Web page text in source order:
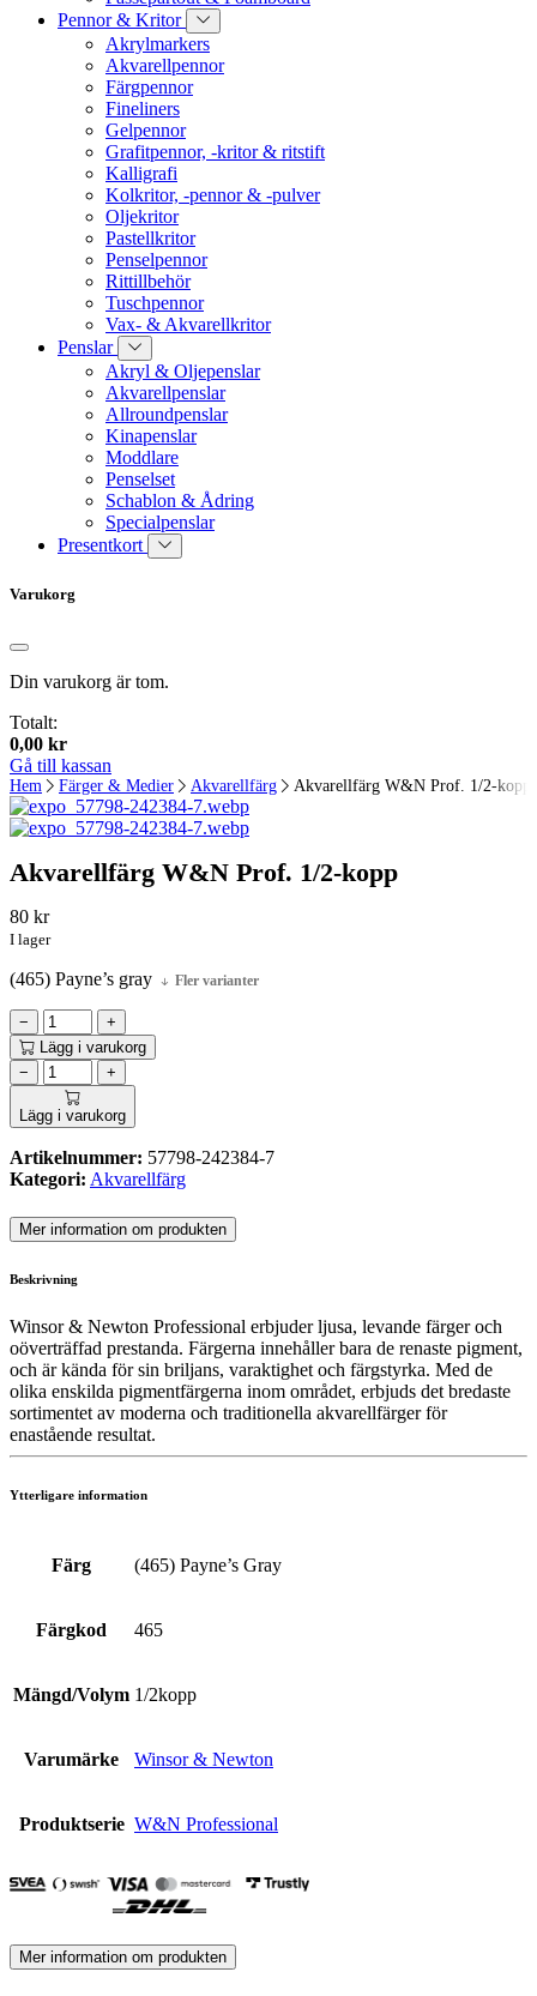
Pennor & Kritor
Akrylmarkers
Akvarellpennor
Färgpennor
Fineliners
Gelpennor
Grafitpennor, -kritor & ritstift
Kalligrafi
Kolkritor, -pennor & -pulver
Oljekritor
Pastellkritor
Penselpennor
Rittillbehör
Tuschpennor
Vax- & Akvarellkritor
Penslar
Akryl & Oljepenslar
Akvarellpenslar
Allroundpenslar
Kinapenslar
Moddlare
Penselset
Schablon & Ådring
Specialpenslar
Presentkort
Varukorg
Din varukorg är tom.
Totalt:
0,00 kr
Gå till kassan
Hem Färger & Medier Akvarellfärg Akvarellfärg W&N Prof. 1/2-kopp
Akvarellfärg W&N Prof. 1/2-kopp
80 kr
I lager
(465) Payne’s gray Fler varianter
−
+
Lägg i varukorg
−
+
Lägg i varukorg
Artikelnummer: 57798-242384-7
Kategori: Akvarellfärg
Mer information om produkten
Beskrivning
Winsor & Newton Professional erbjuder ljusa, levande färger och
oöverträffad prestanda. Färgerna innehåller bara de renaste pigment,
och är kända för sin briljans, varaktighet och färgstyrka. Med de
olika enskilda pigmentfärgerna inom området, erbjuds det bredaste
sortimentet av moderna och traditionella akvarellfärger för
enastående resultat.
Ytterligare information
Färg (465) Payne’s Gray
Färgkod 465
Mängd/Volym 1/2kopp
Varumärke Winsor & Newton
Produktserie W&N Professional
Mer information om produkten